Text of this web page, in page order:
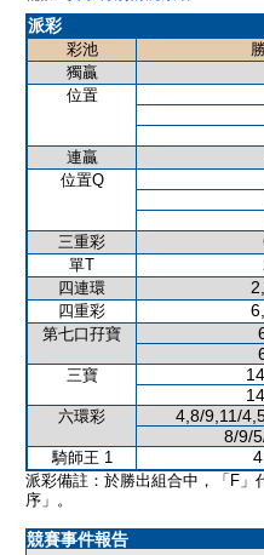
派彩
彩池
獨贏
位置
連贏
位置Q
三重彩
單T
四連環
四重彩
第七口孖寶
三寶
六環彩 4,8/9,11/
8/9/
騎師王 1
派彩備註：於勝出組合中，「F」
序」。
競賽事件報告